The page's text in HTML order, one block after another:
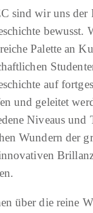
sind wir uns der
bewusst.
Palette an
auf
und geleitet
Niveaus und
Wundern der
über die reine